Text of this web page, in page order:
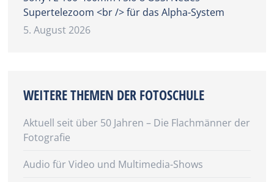
Supertelezoom <br /> für das Alpha-System
5. August 2026
WEITERE THEMEN DER FOTOSCHULE
Aktuell seit über 50 Jahren – Die Flachmänner der
Fotografie
Audio für Video und Multimedia-Shows